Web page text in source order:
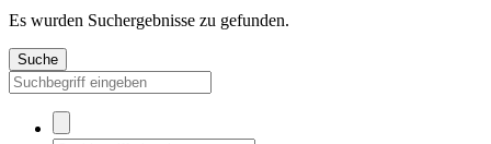
Es wurden Suchergebnisse zu gefunden.
Suche